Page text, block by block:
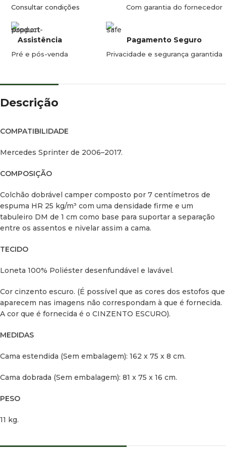
11 kg.
Consultar condições Com garantia do fornecedor
Assistência
Pré e pós-venda
Pagamento Seguro
Privacidade e segurança garantida
Descrição
COMPATIBILIDADE
Mercedes Sprinter de 2006–2017.
COMPOSIÇÃO
Colchão dobrável camper composto por 7 centímetros de
espuma HR 25 kg/m³ com uma densidade firme e um
tabuleiro DM de 1 cm como base para suportar a separação
entre os assentos e nivelar assim a cama.
TECIDO
Loneta 100% Poliéster desenfundável e lavável.
Cor cinzento escuro. (É possível que as cores dos estofos que
aparecem nas imagens não correspondam à que é fornecida.
A cor que é fornecida é o CINZENTO ESCURO).
MEDIDAS
Cama estendida (Sem embalagem): 162 x 75 x 8 cm.
Cama dobrada (Sem embalagem): 81 x 75 x 16 cm.
PESO
11 kg.